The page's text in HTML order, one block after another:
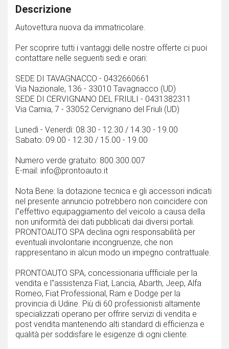
Descrizione
Autovettura nuova da immatricolare.
Per scoprire tutti i vantaggi delle nostre offerte ci puoi
contattare nelle seguenti sedi e orari:
SEDE DI TAVAGNACCO - 0432660661
Via Nazionale, 136 - 33010 Tavagnacco (UD)
SEDE DI CERVIGNANO DEL FRIULI - 0431382311
Via Carnia, 7 - 33052 Cervignano del Friuli (UD)
Lunedì - Venerdì: 08.30 - 12.30 / 14.30 - 19.00
Sabato: 09.00 - 12.30 / 15.00 - 19.00
Numero verde gratuito: 800.300.007
E-mail: info@prontoauto.it
Nota Bene: la dotazione tecnica e gli accessori indicati
nel presente annuncio potrebbero non coincidere con
l''effettivo equipaggiamento del veicolo a causa della
non uniformità dei dati pubblicati dai diversi portali.
PRONTOAUTO SPA declina ogni responsabilità per
eventuali involontarie incongruenze, che non
rappresentano in alcun modo un impegno contrattuale.
PRONTOAUTO SPA, concessionaria uffficiale per la
vendita e l''assistenza Fiat, Lancia, Abarth, Jeep, Alfa
Romeo, Fiat Professional, Ram e Dodge per la
provincia di Udine. Più di 60 professionisti altamente
specializzati operano per offrire servizi di vendita e
post vendita mantenendo alti standard di efficienza e
qualità per soddisfare le esigenze di ogni cliente.